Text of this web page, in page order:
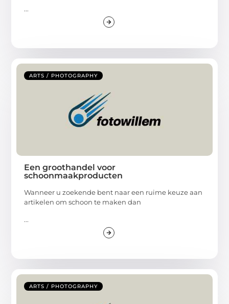
...
ARTS / PHOTOGRAPHY
Een groothandel voor
schoonmaakproducten
Wanneer u zoekende bent naar een ruime keuze aan
artikelen om schoon te maken dan
...
ARTS / PHOTOGRAPHY